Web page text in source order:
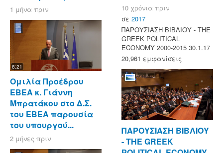
1 μήνα πριν
8:21
Ομιλία Προέδρου
ΕΒΕΑ κ. Γιάννη
Μπρατάκου στο Δ.Σ.
του ΕΒΕΑ παρουσία
του υπουργού...
2 μήνες πριν
10 χρόνια πριν
σε 2017
ΠΑΡΟΥΣΙΑΣΗ ΒΙΒΛΙΟΥ - ΤΗΕ
GREEK POLITICAL
ECONOMY 2000-2015 30.1.17
20,961 εμφανίσεις
ΠΑΡΟΥΣΙΑΣΗ ΒΙΒΛΙΟΥ
- ΤΗΕ GREEK